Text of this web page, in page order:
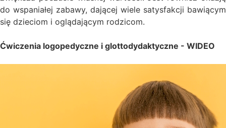
do wspaniałej zabawy, dającej wiele satysfakcji bawiącym
się dzieciom i oglądającym rodzicom.
Ćwiczenia logopedyczne i glottodydaktyczne - WIDEO